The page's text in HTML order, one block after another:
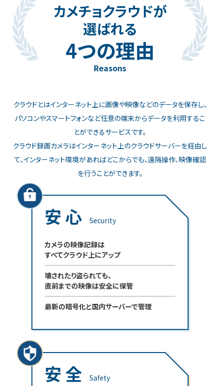
カメチョクラウドが
選ばれる
4つの理由
Reasons
クラウドとはインターネット上に画像や映像などのデータを保存し、
パソコンやスマートフォンなど任意の端末からデータを利用するこ
とができるサービスです。
クラウド録画カメラはインターネット上のクラウドサーバーを経由し
て、インターネット環境があればどこからでも、遠隔操作、映像確認
を行うことができます。
安 心 Security
カメラの映像記録は
すべてクラウド上にアップ
壊されたり盗られても、
直前までの映像は安全に保管
最新の暗号化と国内サーバーで管理
安 全 Safety